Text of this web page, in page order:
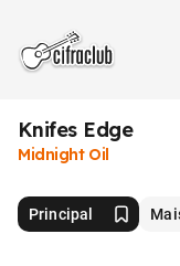
Knifes Edge
Midnight Oil
Principal